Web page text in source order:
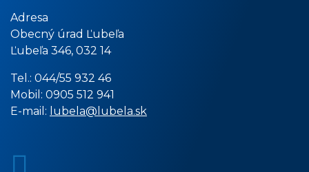
Adresa
Obecný úrad Ľubeľa
Ľubeľa 346, 032 14
Tel.: 044/55 932 46
Mobil: 0905 512 941
E-mail: lubela@lubela.sk